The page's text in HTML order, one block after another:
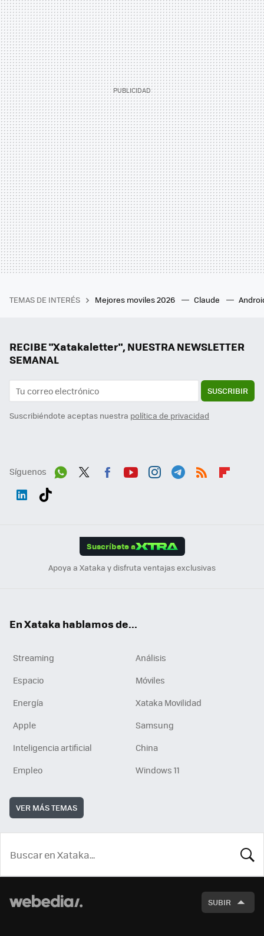
TEMAS DE INTERÉS Mejores moviles 2026 Claude
RECIBE "Xatakaletter", NUESTRA NEWSLETTER
SEMANAL
SUSCRIBIR
Suscribiéndote aceptas nuestra política de privacidad
Síguenos
Suscríbete a
Apoya a Xataka y disfruta ventajas exclusivas
En Xataka hablamos de...
Streaming
Análisis
Espacio
Móviles
Energía
Xataka Movilidad
Apple
Samsung
Inteligencia artificial
China
Empleo
Windows 11
VER MÁS TEMAS
SUBIR